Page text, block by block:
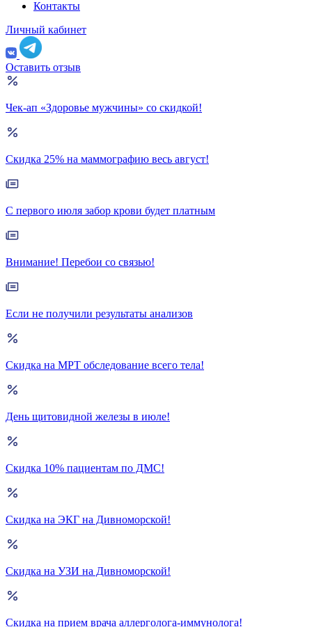
Контакты
Личный кабинет
Оставить отзыв
Чек-ап «Здоровье мужчины» со скидкой!
Скидка 25% на маммографию весь август!
С первого июля забор крови будет платным
Внимание! Перебои со связью!
Если не получили результаты анализов
Скидка на МРТ обследование всего тела!
День щитовидной железы в июле!
Скидка 10% пациентам по ДМС!
Скидка на ЭКГ на Дивноморской!
Скидка на УЗИ на Дивноморской!
Скидка на прием врача аллерголога-иммунолога!